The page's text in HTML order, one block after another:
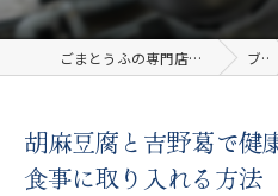
ごまとうふの専門店なら有限会社森下商店総本舗 ブログ
胡麻豆腐と吉野葛で健
食事に取り入れる方法